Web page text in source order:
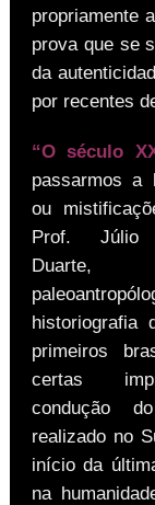
propriamente
prova que se
da
por recentes
“O século
passarmos a
ou
Prof. Júlio
Duarte,
historiografia
primeiros
certas
condução
realizado no
início da
na